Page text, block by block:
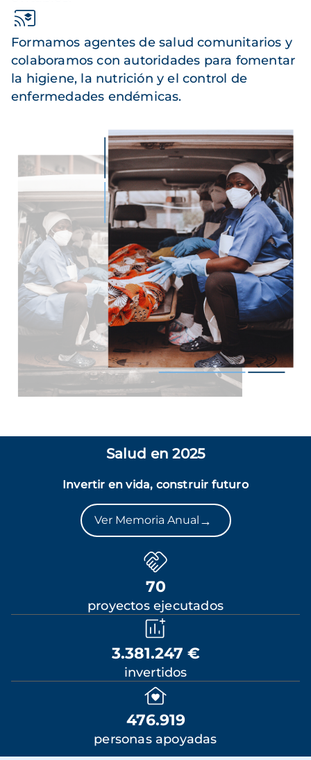
Formamos agentes de salud comunitarios y
colaboramos con autoridades para fomentar
la higiene, la nutrición y el control de
enfermedades endémicas.
Salud en 2025
Invertir en vida, construir futuro
Ver Memoria Anual →
70
proyectos ejecutados
3.381.247 €
invertidos
476.919
personas apoyadas